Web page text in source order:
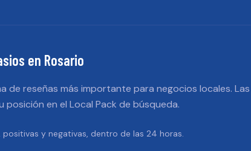
en Rosario
de reseñas más importante para negocios locales.
en el Local Pack de búsqueda.
y negativas, dentro de las 24 horas.